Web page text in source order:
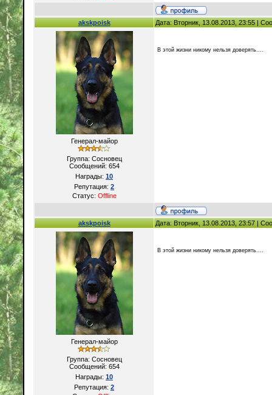
akskpoisk Дата: Вторник, 13.08.2013, 23:55 |
Генерал-майор
Группа: Сосновец
Сообщений: 654
Награды: 10
Репутация: 2
Статус: Offline
В этой жизни никому нельзя доверять....
akskpoisk Дата: Вторник, 13.08.2013, 23:57 |
Генерал-майор
Группа: Сосновец
Сообщений: 654
Награды: 10
Репутация: 2
В этой жизни никому нельзя доверять....